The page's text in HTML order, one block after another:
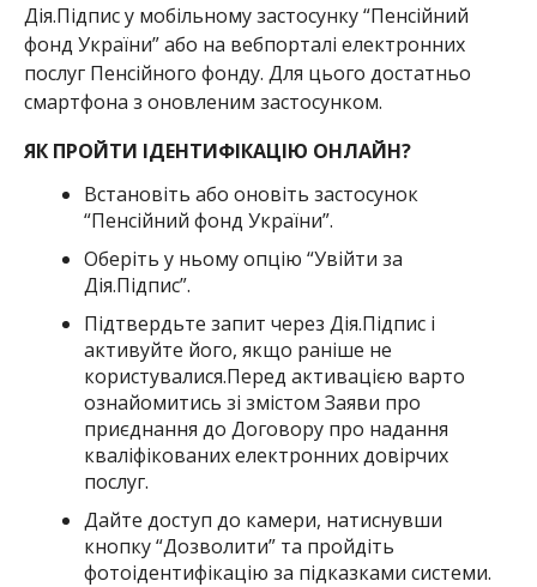
Дія.Підпис у мобільному застосунку “Пенсійний
фонд України” або на вебпорталі електронних
послуг Пенсійного фонду. Для цього достатньо
смартфона з оновленим застосунком.
ЯК ПРОЙТИ ІДЕНТИФІКАЦІЮ ОНЛАЙН?
Встановіть або оновіть застосунок
“Пенсійний фонд України”.
Оберіть у ньому опцію “Увійти за
Дія.Підпис”.
Підтвердьте запит через Дія.Підпис і
активуйте його, якщо раніше не
користувалися.Перед активацією варто
ознайомитись зі змістом Заяви про
приєднання до Договору про надання
кваліфікованих електронних довірчих
послуг.
Дайте доступ до камери, натиснувши
кнопку “Дозволити” та пройдіть
фотоідентифікацію за підказками системи.